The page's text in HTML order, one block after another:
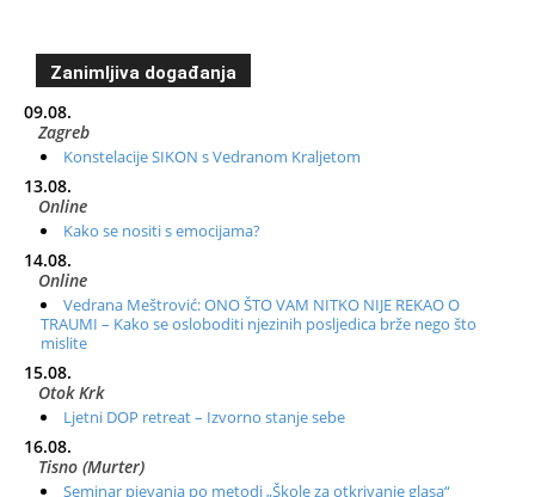
Zanimljiva događanja
09.08.
Zagreb
Konstelacije SIKON s Vedranom Kraljetom
13.08.
Online
Kako se nositi s emocijama?
14.08.
Online
Vedrana Meštrović: ONO ŠTO VAM NITKO NIJE REKAO O
TRAUMI – Kako se osloboditi njezinih posljedica brže nego što
mislite
15.08.
Otok Krk
Ljetni DOP retreat – Izvorno stanje sebe
16.08.
Tisno (Murter)
Seminar pjevanja po metodi „Škole za otkrivanje glasa“